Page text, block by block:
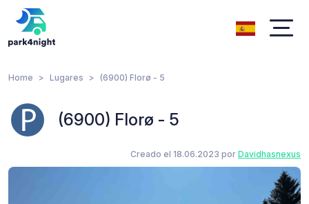
Home Lugares (6900) Florø - 5
(6900) Florø - 5
Creado el 18.06.2023 por Davidhasnexus